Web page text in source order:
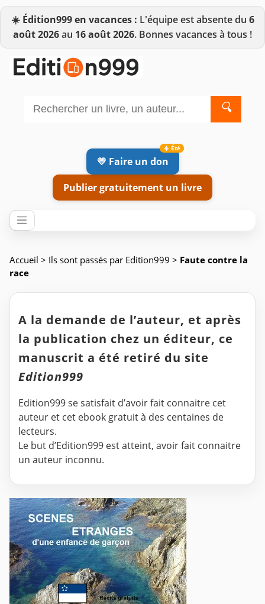
☀️ Édition999 en vacances : L'équipe est absente du 6
août 2026au 16 août 2026. Bonnes vacances à tous !
🔍
💛 Faire un don
Publier gratuitement un livre
Accueil > Ils sont passés par Edition999 > Faute contre la
race
A la demande de l’auteur, et après
la publication chez un éditeur, ce
manuscrit a été retiré du site
Edition999
Edition999 se satisfait d’avoir fait connaitre cet
auteur et cet ebook gratuit à des centaines de
lecteurs.
Le but d’Edition999 est atteint, avoir fait connaitre
un auteur inconnu.